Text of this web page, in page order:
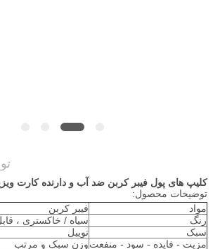
PRIVACY
POLICY
کلیپ های پول فیبر کربن ضد آب و دارنده کارت
توضیحات محصول:
مواد
فیبر کربن
رنگ
سیاه / خاکستری ،
سبک
توییل
مزیت - فایده - سود - منفعتوزن سبک و مرتب